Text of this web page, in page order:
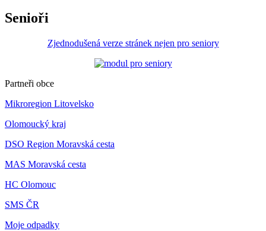
Senioři
Zjednodušená verze stránek nejen pro seniory
Partneři obce
Mikroregion Litovelsko
Olomoucký kraj
DSO Region Moravská cesta
MAS Moravská cesta
HC Olomouc
SMS ČR
Moje odpadky